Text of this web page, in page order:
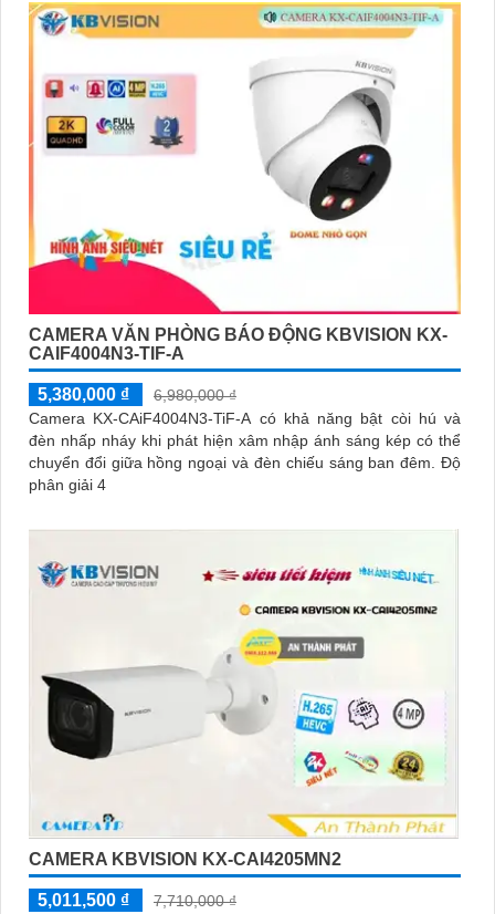
CAMERA VĂN PHÒNG BÁO ĐỘNG KBVISION KX-
CAIF4004N3-TIF-A
5,380,000 ₫
6,980,000 ₫
Camera KX-CAiF4004N3-TiF-A có khả năng bật còi hú và
đèn nhấp nháy khi phát hiện xâm nhập ánh sáng kép có thể
chuyển đổi giữa hồng ngoại và đèn chiếu sáng ban đêm. Độ
phân giải 4
CAMERA KBVISION KX-CAI4205MN2
5,011,500 ₫
7,710,000 ₫